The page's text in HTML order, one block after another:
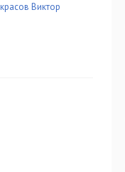
Виктор